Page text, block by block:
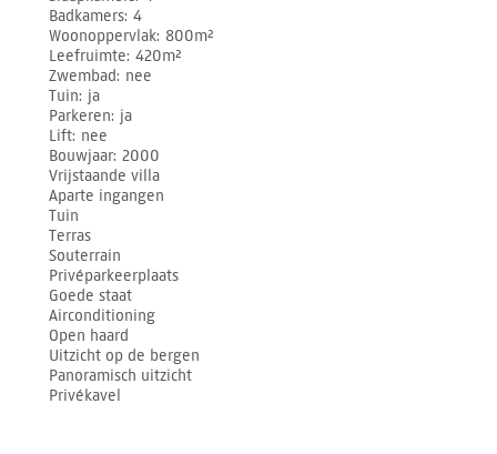
Badkamers 4
Woonoppervlak 800m²
Leefruimte 420m²
Zwembad nee
Tuin ja
Parkeren ja
Lift nee
Bouwjaar 2000
Vrijstaande villa
Aparte ingangen
Tuin
Terras
Souterrain
Privéparkeerplaats
Goede staat
Airconditioning
Open haard
Uitzicht op de bergen
Panoramisch uitzicht
Privékavel